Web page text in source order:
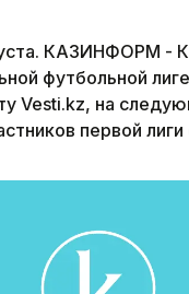
КАЗИНФОРМ -
футбольной лиге
Vesti.kz, на
первой лиги